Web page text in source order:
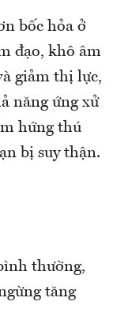
bốc hỏa ở
đạo, khô âm
giảm thị lực,
năng ứng xử
hứng thú
bị suy thận.
thường,
tăng